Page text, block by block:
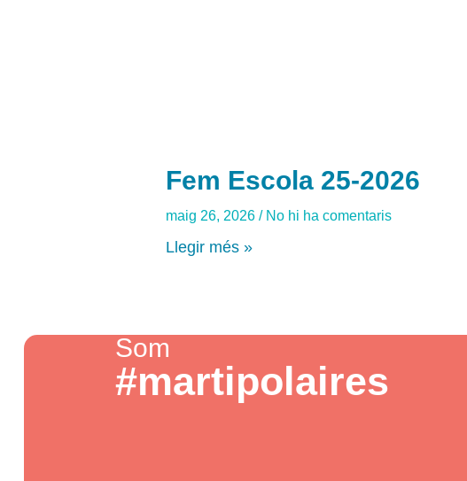
Fem Escola 25-2026
maig 26, 2026 No hi ha comentaris
Llegir més »
Som
#martipolaires